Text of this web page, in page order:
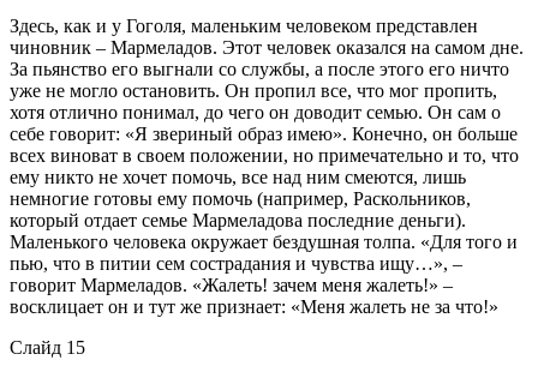
Здесь, как и у Гоголя, маленьким человеком представлен
чиновник – Мармеладов. Этот человек оказался на самом дне.
За пьянство его выгнали со службы, а после этого его ничто
уже не могло остановить. Он пропил все, что мог пропить,
хотя отлично понимал, до чего он доводит семью. Он сам о
себе говорит: «Я звериный образ имею». Конечно, он больше
всех виноват в своем положении, но примечательно и то, что
ему никто не хочет помочь, все над ним смеются, лишь
немногие готовы ему помочь (например, Раскольников,
который отдает семье Мармеладова последние деньги).
Маленького человека окружает бездушная толпа. «Для того и
пью, что в питии сем сострадания и чувства ищу…», –
говорит Мармеладов. «Жалеть! зачем меня жалеть!» –
восклицает он и тут же признает: «Меня жалеть не за что!»
Слайд 15